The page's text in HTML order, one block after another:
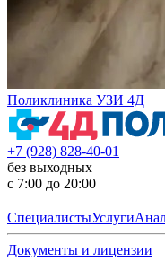
Поликлиника УЗИ 4Д
+7 (928) 828-40-01
без выходных
с 7:00 до 20:00
СпециалистыУслуги
Документы и лицензии